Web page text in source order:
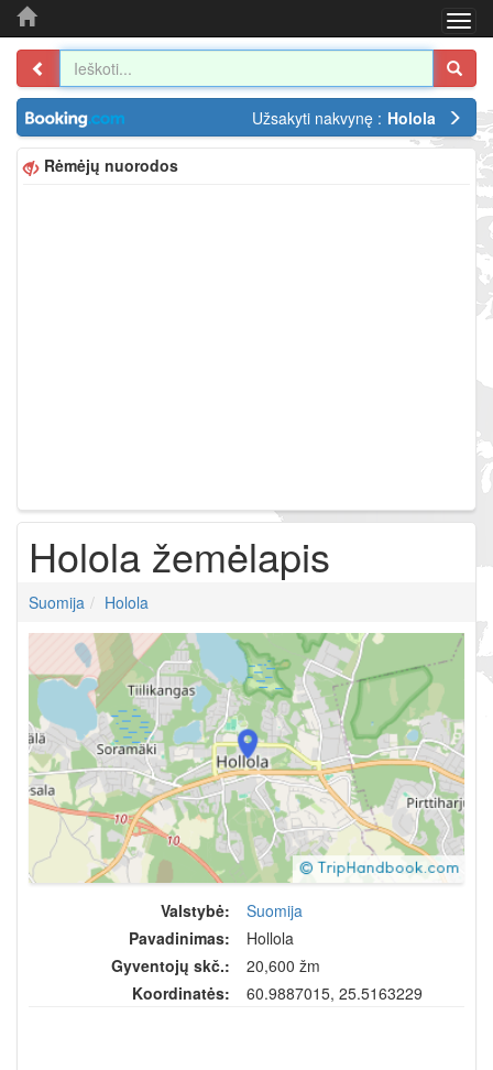
Užsakyti nakvynę : Holola
Rėmėjų nuorodos
Holola žemėlapis
Suomija Holola
Valstybė:
Suomija
Pavadinimas:
Hollola
Gyventojų skč.:
20,600 žm
Koordinatės:
60.9887015, 25.5163229